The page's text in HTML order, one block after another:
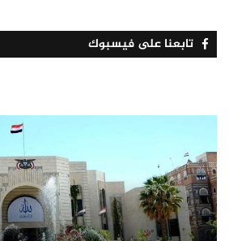
تابعنا على فيسبوك